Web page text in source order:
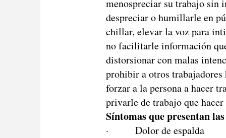
menospreciar su trabajo sin
despreciar o humillarle en
chillar, elevar la voz para
no facilitarle información
distorsionar con malas
prohibir a otros
forzar a la persona a hacer
privarle de trabajo que hacer
Síntomas que presentan
· Dolor de espalda